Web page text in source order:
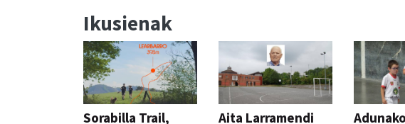
Ikusienak
Sorabilla Trail,
Aita Larramendi